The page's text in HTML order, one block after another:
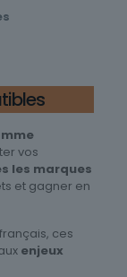
vos
les marques
et gagner en
ces
enjeux